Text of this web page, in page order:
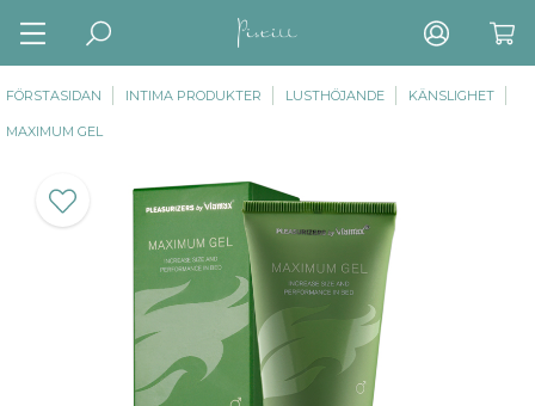
FÖRSTASIDAN INTIMA PRODUKTER LUSTHÖJANDE KÄNSLIGHET
MAXIMUM GEL